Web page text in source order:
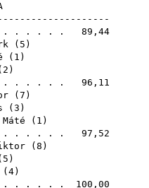
. . . . . 89,44
( 5 )
( 1 )
2 )
. . . . . 96,11
( 7 )
( 3 )
( 1 )
. . . . . . 97,52
( 8 )
5 )
( 4)
. . . . . 100,00